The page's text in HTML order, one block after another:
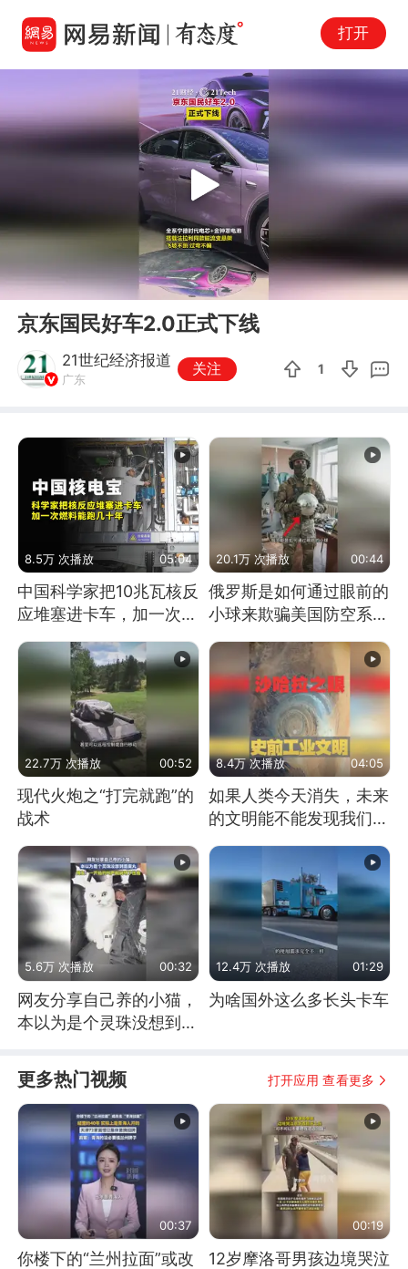
打开
00:00 00:07
Play
京东国民好车2.0正式下线
21世纪经济报道
广东
关注 1
8.5万 次播放 05:04
中国科学家把10兆瓦核反
应堆塞进卡车，加一次燃
料能跑几十年
20.1万 次播放 00:44
俄罗斯是如何通过眼前的
小球来欺骗美国防空系统
的
22.7万 次播放 00:52
现代火炮之“打完就跑”的
战术
8.4万 次播放 04:05
如果人类今天消失，未来
的文明能不能发现我们存
5.6万 次播放 00:32
网友分享自己养的小猫，
本以为是个灵珠没想到是
12.4万 次播放 01:29
为啥国外这么多长头卡车
更多热门视频 打开应用 查看更多
00:37
你楼下的“兰州拉面”或改
00:19
12岁摩洛哥男孩边境哭泣